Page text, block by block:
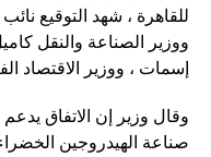
للقاهرة ، شهد التوقيع
ووزير الصناعة والنقل
إسمات ، ووزير الاقتصاد
وقال وزير إن الاتفاق
صناعة الهيدروجين